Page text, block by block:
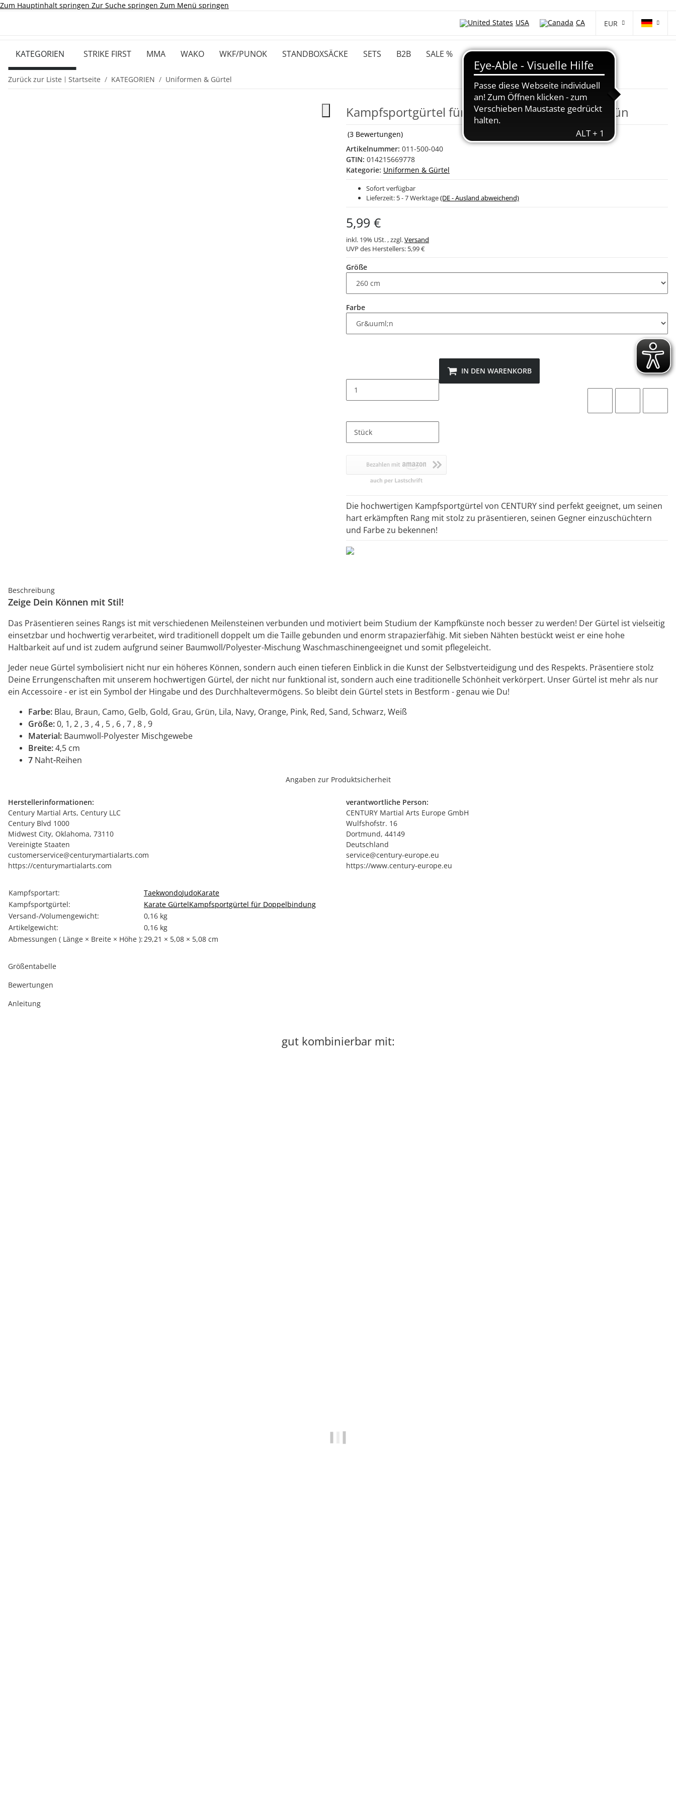
Zum Hauptinhalt springen Zur Suche springen Zum Menü springen
USA
CA EUR
KATEGORIEN STRIKE FIRST MMA WAKO WKF/PUNOK STANDBOXSÄCKE SETS B2B SALE %
Zurück zur Liste Startseite KATEGORIEN Uniformen & Gürtel
Kampfsportgürtel für Doppelbindung 260cm Grün
(3 Bewertungen)
Artikelnummer: 011-500-040
GTIN: 014215669778
Kategorie: Uniformen & Gürtel
Sofort verfügbar
Lieferzeit: 5 - 7 Werktage(DE - Ausland abweichend)
5,99 €
inkl. 19% USt. , zzgl.Versand
UVP des Herstellers: 5,99 €
Größe
Farbe
Stück
IN DEN WARENKORB
Die hochwertigen Kampfsportgürtel von CENTURY sind perfekt geeignet, um seinen
hart erkämpften Rang mit stolz zu präsentieren, seinen Gegner einzuschüchtern
und Farbe zu bekennen!
Beschreibung
Zeige Dein Können mit Stil!
Das Präsentieren seines Rangs ist mit verschiedenen Meilensteinen verbunden und motiviert beim Studium der Kampfkünste noch besser zu werden! Der Gürtel ist vielseitig
einsetzbar und hochwertig verarbeitet, wird traditionell doppelt um die Taille gebunden und enorm strapazierfähig. Mit sieben Nähten bestückt weist er eine hohe
Haltbarkeit auf und ist zudem aufgrund seiner Baumwoll/Polyester-Mischung Waschmaschinengeeignet und somit pflegeleicht.
Jeder neue Gürtel symbolisiert nicht nur ein höheres Können, sondern auch einen tieferen Einblick in die Kunst der Selbstverteidigung und des Respekts. Präsentiere stolz
Deine Errungenschaften mit unserem hochwertigen Gürtel, der nicht nur funktional ist, sondern auch eine traditionelle Schönheit verkörpert. Unser Gürtel ist mehr als nur
ein Accessoire - er ist ein Symbol der Hingabe und des Durchhaltevermögens. So bleibt dein Gürtel stets in Bestform - genau wie Du!
Farbe: Blau, Braun, Camo, Gelb, Gold, Grau, Grün, Lila, Navy, Orange, Pink, Red, Sand, Schwarz, Weiß
Größe:0, 1, 2 , 3 , 4 , 5 , 6 , 7 , 8 , 9
Material: Baumwoll-Polyester Mischgewebe
Breite:4,5 cm
7 Naht-Reihen
Angaben zur Produktsicherheit
Herstellerinformationen:
Century Martial Arts, Century LLC
Century Blvd 1000
Midwest City, Oklahoma, 73110
Vereinigte Staaten
customerservice@centurymartialarts.com
https://centurymartialarts.com
verantwortliche Person:
CENTURY Martial Arts Europe GmbH
Wulfshofstr. 16
Dortmund, 44149
Deutschland
service@century-europe.eu
https://www.century-europe.eu
Produkteigenschaft
Wert
Kampfsportart: TaekwondoJudoKarate
Kampfsportgürtel:
Karate GürtelKampfsportgürtel für Doppelbindung
Versand-/Volumengewicht:
0,16 kg
Artikelgewicht:
0,16 kg
Abmessungen ( Länge × Breite × Höhe ):29,21 × 5,08 × 5,08 cm
Größentabelle
Bewertungen
Anleitung
gut kombinierbar mit: